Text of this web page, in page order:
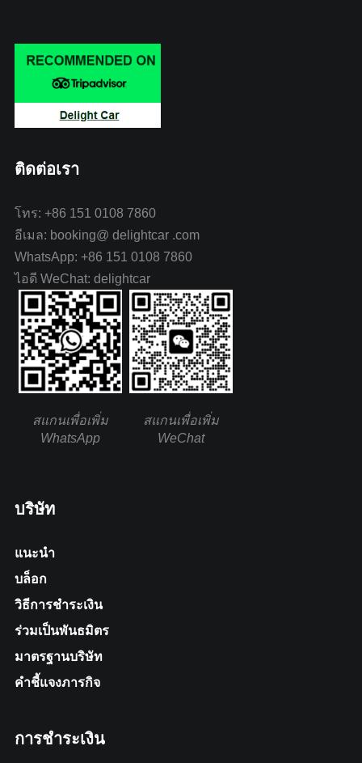
ติดต่อเรา
โทร: +86 151 0108 7860
อีเมล: booking@ delightcar .com
WhatsApp: +86 151 0108 7860
ไอดี WeChat: delightcar
สแกนเพื่อเพิ่ม
WhatsApp
สแกนเพื่อเพิ่ม
WeChat
บริษัท
แนะนำ
บล็อก
วิธีการชำระเงิน
ร่วมเป็นพันธมิตร
มาตรฐานบริษัท
คำชี้แจงภารกิจ
การชำระเงิน